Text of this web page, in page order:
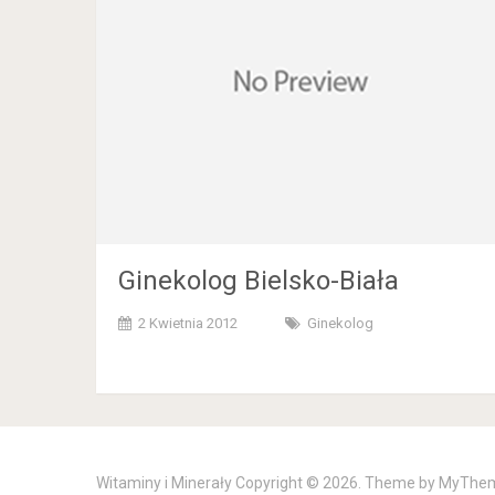
Ginekolog Bielsko-Biała
2 Kwietnia 2012 Ginekolog
Witaminy i Minerały Copyright © 2026. Theme by